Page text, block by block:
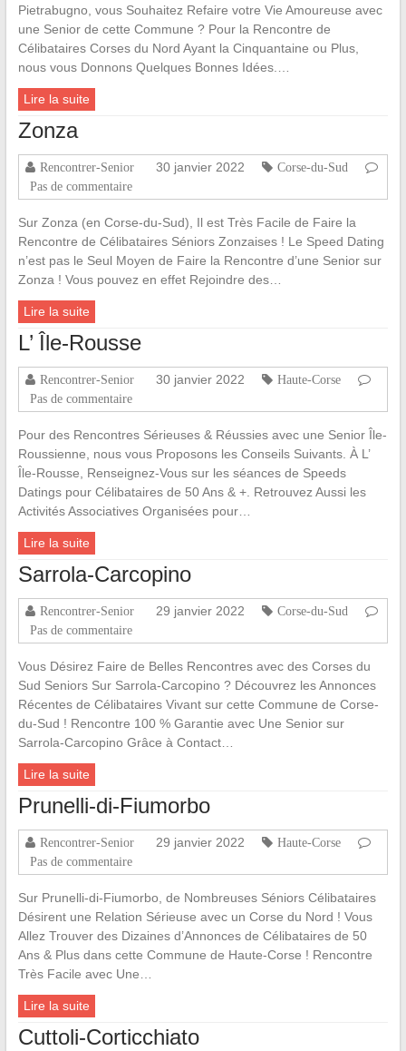
Pietrabugno, vous Souhaitez Refaire votre Vie Amoureuse avec
une Senior de cette Commune ? Pour la Rencontre de
Célibataires Corses du Nord Ayant la Cinquantaine ou Plus,
nous vous Donnons Quelques Bonnes Idées.…
Lire la suite
Zonza
Rencontrer-Senior 30 janvier 2022
Corse-du-Sud
Pas de commentaire
Sur Zonza (en Corse-du-Sud), Il est Très Facile de Faire la
Rencontre de Célibataires Séniors Zonzaises ! Le Speed Dating
n’est pas le Seul Moyen de Faire la Rencontre d’une Senior sur
Zonza ! Vous pouvez en effet Rejoindre des…
Lire la suite
L’ Île-Rousse
Rencontrer-Senior 30 janvier 2022
Haute-Corse
Pas de commentaire
Pour des Rencontres Sérieuses & Réussies avec une Senior Île-
Roussienne, nous vous Proposons les Conseils Suivants. À L’
Île-Rousse, Renseignez-Vous sur les séances de Speeds
Datings pour Célibataires de 50 Ans & +. Retrouvez Aussi les
Activités Associatives Organisées pour…
Lire la suite
Sarrola-Carcopino
Rencontrer-Senior 29 janvier 2022
Corse-du-Sud
Pas de commentaire
Vous Désirez Faire de Belles Rencontres avec des Corses du
Sud Seniors Sur Sarrola-Carcopino ? Découvrez les Annonces
Récentes de Célibataires Vivant sur cette Commune de Corse-
du-Sud ! Rencontre 100 % Garantie avec Une Senior sur
Sarrola-Carcopino Grâce à Contact…
Lire la suite
Prunelli-di-Fiumorbo
Rencontrer-Senior 29 janvier 2022
Haute-Corse
Pas de commentaire
Sur Prunelli-di-Fiumorbo, de Nombreuses Séniors Célibataires
Désirent une Relation Sérieuse avec un Corse du Nord ! Vous
Allez Trouver des Dizaines d’Annonces de Célibataires de 50
Ans & Plus dans cette Commune de Haute-Corse ! Rencontre
Très Facile avec Une…
Lire la suite
Cuttoli-Corticchiato